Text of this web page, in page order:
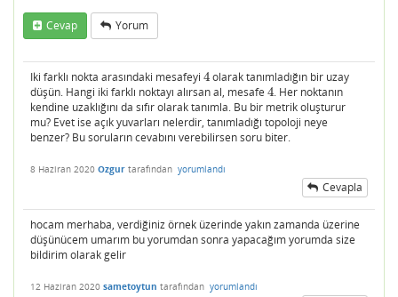
Cevap Yorum
Iki farklı nokta arasındaki mesafeyi 4
4olarak tanımladığın bir uzay
düşün. Hangi iki farklı noktayı alırsan al, mesafe 4
4. Her noktanın
kendine uzaklığını da sıfır olarak tanımla. Bu bir metrik oluşturur
mu? Evet ise açık yuvarları nelerdir, tanımladığı topoloji neye
benzer? Bu soruların cevabını verebilirsen soru biter.
8 Haziran 2020 Ozgur tarafından yorumlandı
Cevapla
hocam merhaba, verdiğiniz örnek üzerinde yakın zamanda üzerine
düşünücem umarım bu yorumdan sonra yapacağım yorumda size
bildirim olarak gelir
12 Haziran 2020 sametoytun tarafından yorumlandı